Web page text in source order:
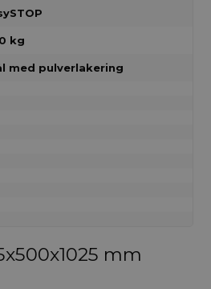
kg
med pulverlakering
mm